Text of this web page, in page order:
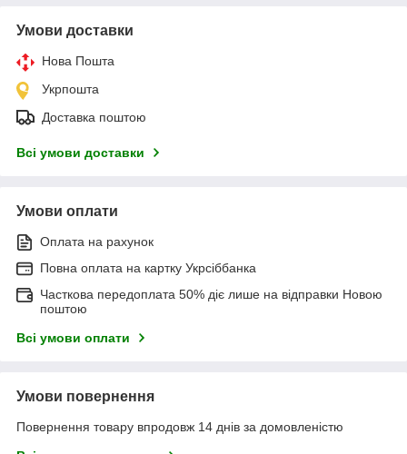
Умови доставки
Нова Пошта
Укрпошта
Доставка поштою
Всі умови доставки
Умови оплати
Оплата на рахунок
Повна оплата на картку Укрсіббанка
Часткова передоплата 50% діє лише на відправки Новою
поштою
Всі умови оплати
Умови повернення
Повернення товару впродовж 14 днів за домовленістю